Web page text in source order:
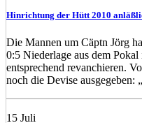
Hinrichtung der Hütt 2010
Die Mannen um Cäptn Jörg
0:5 Niederlage aus dem
entsprechend revanchieren.
noch die Devise ausgegeben:
15 Juli